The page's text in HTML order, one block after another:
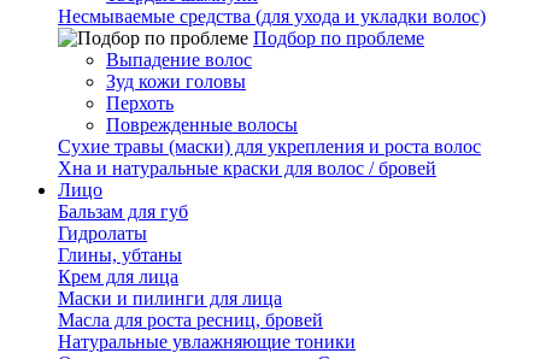
Несмываемые средства (для ухода и укладки волос)
Подбор по проблеме
Выпадение волос
Зуд кожи головы
Перхоть
Поврежденные волосы
Сухие травы (маски) для укрепления и роста волос
Хна и натуральные краски для волос / бровей
Лицо
Бальзам для губ
Гидролаты
Глины, убтаны
Крем для лица
Маски и пилинги для лица
Масла для роста ресниц, бровей
Натуральные увлажняющие тоники